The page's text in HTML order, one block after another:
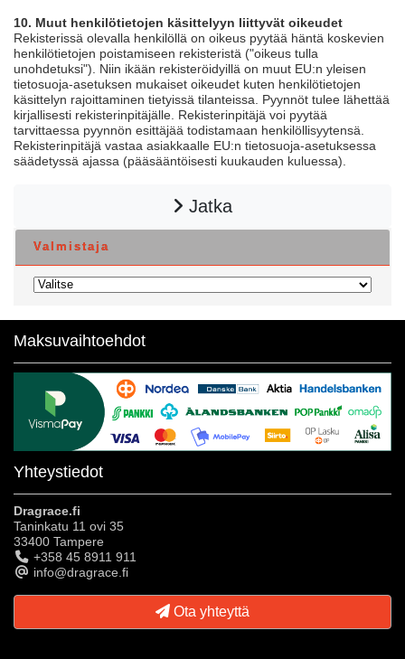
10. Muut henkilötietojen käsittelyyn liittyvät oikeudet
Rekisterissä olevalla henkilöllä on oikeus pyytää häntä koskevien
henkilötietojen poistamiseen rekisteristä ("oikeus tulla
unohdetuksi"). Niin ikään rekisteröidyillä on muut EU:n yleisen
tietosuoja-asetuksen mukaiset oikeudet kuten henkilötietojen
käsittelyn rajoittaminen tietyissä tilanteissa. Pyynnöt tulee lähettää
kirjallisesti rekisterinpitäjälle. Rekisterinpitäjä voi pyytää
tarvittaessa pyynnön esittäjää todistamaan henkilöllisyytensä.
Rekisterinpitäjä vastaa asiakkaalle EU:n tietosuoja-asetuksessa
säädetyssä ajassa (pääsääntöisesti kuukauden kuluessa).
Jatka
Valmistaja
Maksuvaihtoehdot
Yhteystiedot
Dragrace.fi
Taninkatu 11 ovi 35
33400 Tampere
+358 45 8911 911
info@dragrace.fi
Ota yhteyttä